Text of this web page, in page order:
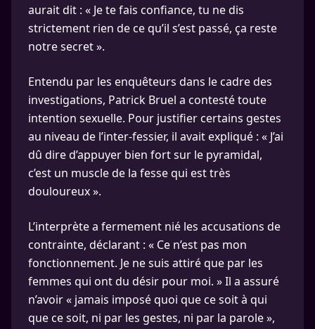
aurait dit : « Je te fais confiance, tu ne dis
strictement rien de ce qu’il s’est passé, ça reste
notre secret ».
Entendu par les enquêteurs dans le cadre des
investigations, Patrick Bruel a contesté toute
intention sexuelle. Pour justifier certains gestes
au niveau de l’inter-fessier, il avait expliqué : « J’ai
dû dire d’appuyer bien fort sur le pyramidal,
c’est un muscle de la fesse qui est très
douloureux ».
L’interprète a fermement nié les accusations de
contrainte, déclarant : « Ce n’est pas mon
fonctionnement. Je ne suis attiré que par les
femmes qui ont du désir pour moi. » Il a assuré
n’avoir « jamais imposé quoi que ce soit à qui
que ce soit, ni par les gestes, ni par la parole »,